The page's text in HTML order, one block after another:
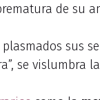
de su
sus
se vislumbra